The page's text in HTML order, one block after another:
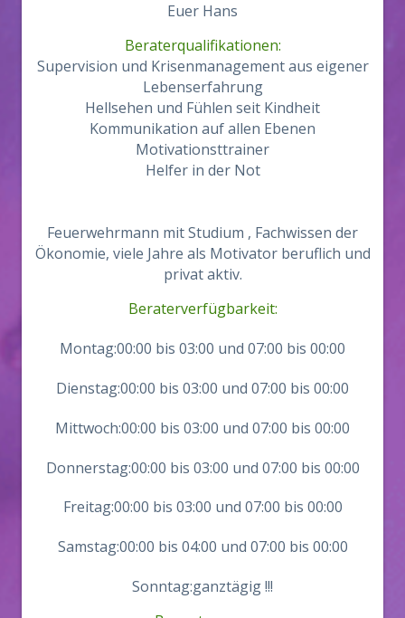
Euer Hans
Beraterqualifikationen:
Supervision und Krisenmanagement aus eigener
Lebenserfahrung
Hellsehen und Fühlen seit Kindheit
Kommunikation auf allen Ebenen
Motivationsttrainer
Helfer in der Not
Feuerwehrmann mit Studium , Fachwissen der
Ökonomie, viele Jahre als Motivator beruflich und
privat aktiv.
Beraterverfügbarkeit:
Montag:00:00 bis 03:00 und 07:00 bis 00:00
Dienstag:00:00 bis 03:00 und 07:00 bis 00:00
Mittwoch:00:00 bis 03:00 und 07:00 bis 00:00
Donnerstag:00:00 bis 03:00 und 07:00 bis 00:00
Freitag:00:00 bis 03:00 und 07:00 bis 00:00
Samstag:00:00 bis 04:00 und 07:00 bis 00:00
Sonntag:ganztägig !!!